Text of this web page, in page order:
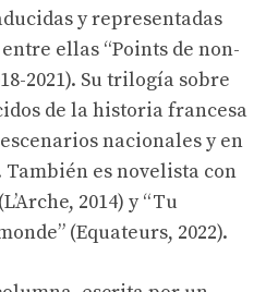
y representadas
ellas “Points de non-
2021). Su trilogía sobre
de la historia francesa
nacionales y en
También es novelista con
2014) y “Tu
(Equateurs, 2022).